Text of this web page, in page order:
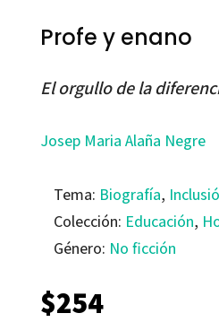
Profe y enano
El orgullo de la
Josep Maria Alaña Negre
Tema: Biografía,
Colección: Educación,
Género: No ficción
$254